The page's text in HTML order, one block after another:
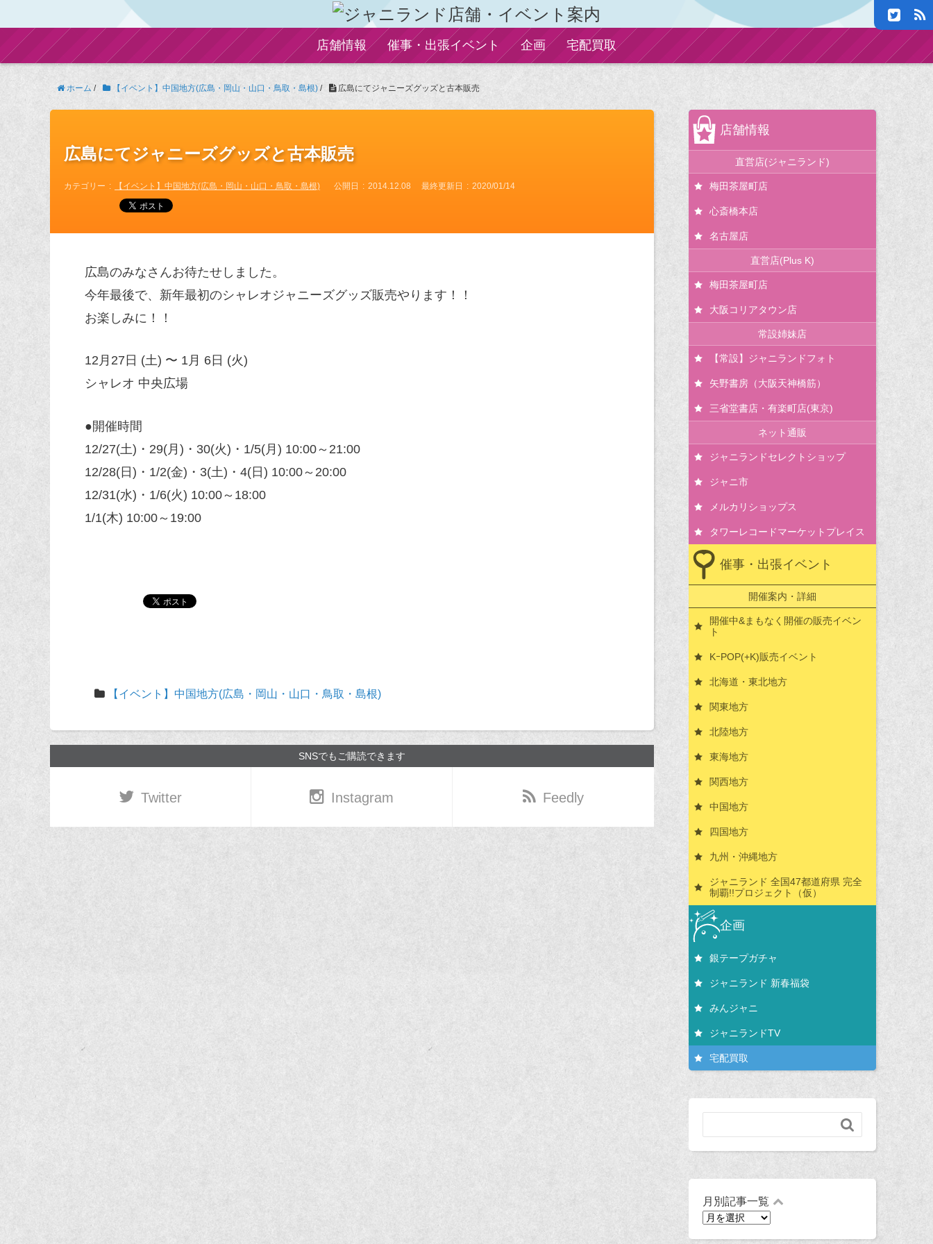
店舗情報 催事・出張イベント 企画 宅配買取
ホーム / 【イベント】中国地方(広島・岡山・山口・鳥取・島根) / 広島にてジャニーズグッズと古本販売
広島にてジャニーズグッズと古本販売
カテゴリー 【イベント】中国地方(広島・岡山・山口・鳥取・島根) 公開日 2014.12.08 最終更新日 2020/01/14
広島のみなさんお待たせしました。
今年最後で、新年最初のシャレオジャニーズグッズ販売やります！！
お楽しみに！！
12月27日 (土) 〜 1月 6日 (火)
シャレオ 中央広場
●開催時間
12/27(土)・29(月)・30(火)・1/5(月) 10:00～21:00
12/28(日)・1/2(金)・3(土)・4(日) 10:00～20:00
12/31(水)・1/6(火) 10:00～18:00
1/1(木) 10:00～19:00
【イベント】中国地方(広島・岡山・山口・鳥取・島根)
SNSでもご購読できます
Twitter Instagram Feedly
店舗情報
直営店(ジャニランド)
梅田茶屋町店
心斎橋本店
名古屋店
直営店(Plus K)
梅田茶屋町店
大阪コリアタウン店
常設姉妹店
【常設】ジャニランドフォト
矢野書房（大阪天神橋筋）
三省堂書店・有楽町店(東京)
ネット通販
ジャニランドセレクトショップ
ジャニ市
メルカリショップス
タワーレコードマーケットプレイス
催事・出張イベント
開催案内・詳細
開催中&まもなく開催の販売イベン
ト
KｰPOP(+K)販売イベント
北海道・東北地方
関東地方
北陸地方
東海地方
関西地方
中国地方
四国地方
九州・沖縄地方
ジャニランド 全国47都道府県 完全
制覇!!プロジェクト（仮）
企画
銀テープガチャ
ジャニランド 新春福袋
みんジャニ
ジャニランドTV
宅配買取

月別記事一覧
月